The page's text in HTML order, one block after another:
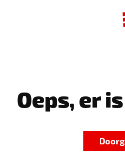
Oeps, er